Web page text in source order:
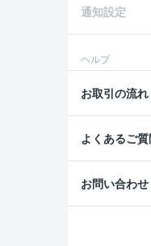
通知設定
ヘルプ
お取引の流れ
よくあるご
お問い合わせ